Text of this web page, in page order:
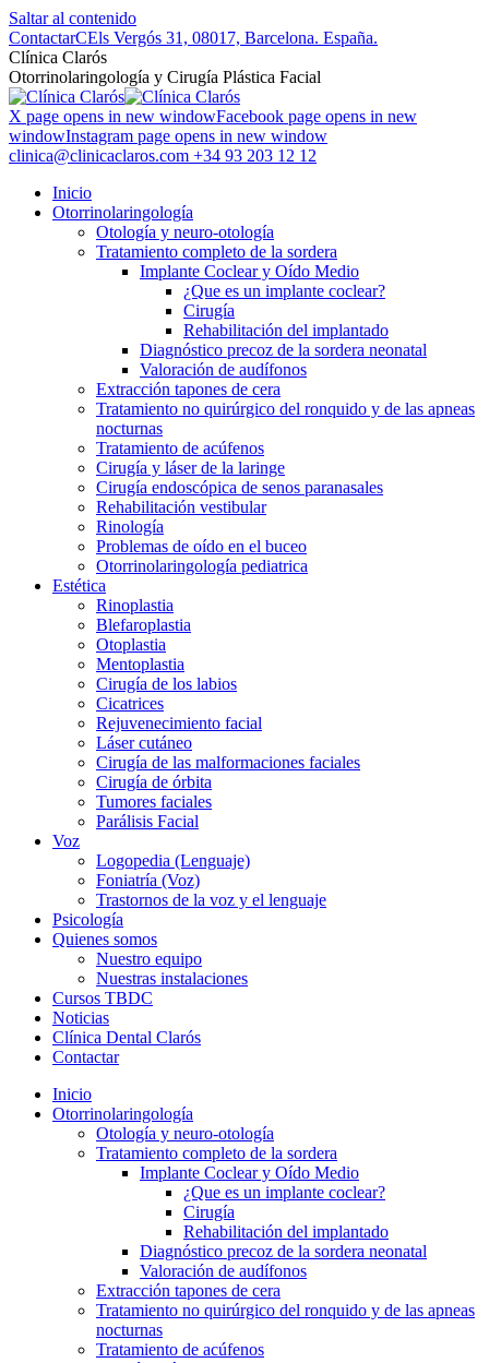
Saltar al contenido
ContactarCEls Vergós 31, 08017, Barcelona. España.
Clí­nica Clarós
Otorrinolaringología y Cirugía Plástica Facial
X page opens in new windowFacebook page opens in new
windowInstagram page opens in new window
clinica@clinicaclaros.com +34 93 203 12 12
Inicio
Otorrinolaringología
Otología y neuro-otología
Tratamiento completo de la sordera
Implante Coclear y Oído Medio
¿Que es un implante coclear?
Cirugía
Rehabilitación del implantado
Diagnóstico precoz de la sordera neonatal
Valoración de audífonos
Extracción tapones de cera
Tratamiento no quirúrgico del ronquido y de las apneas
nocturnas
Tratamiento de acúfenos
Cirugía y láser de la laringe
Cirugía endoscópica de senos paranasales
Rehabilitación vestibular
Rinología
Problemas de oído en el buceo
Otorrinolaringología pediatrica
Estética
Rinoplastia
Blefaroplastia
Otoplastia
Mentoplastia
Cirugía de los labios
Cicatrices
Rejuvenecimiento facial
Láser cutáneo
Cirugía de las malformaciones faciales
Cirugía de órbita
Tumores faciales
Parálisis Facial
Voz
Logopedia (Lenguaje)
Foniatría (Voz)
Trastornos de la voz y el lenguaje
Psicología
Quienes somos
Nuestro equipo
Nuestras instalaciones
Cursos TBDC
Noticias
Clínica Dental Clarós
Contactar
Inicio
Otorrinolaringología
Otología y neuro-otología
Tratamiento completo de la sordera
Implante Coclear y Oído Medio
¿Que es un implante coclear?
Cirugía
Rehabilitación del implantado
Diagnóstico precoz de la sordera neonatal
Valoración de audífonos
Extracción tapones de cera
Tratamiento no quirúrgico del ronquido y de las apneas
nocturnas
Tratamiento de acúfenos